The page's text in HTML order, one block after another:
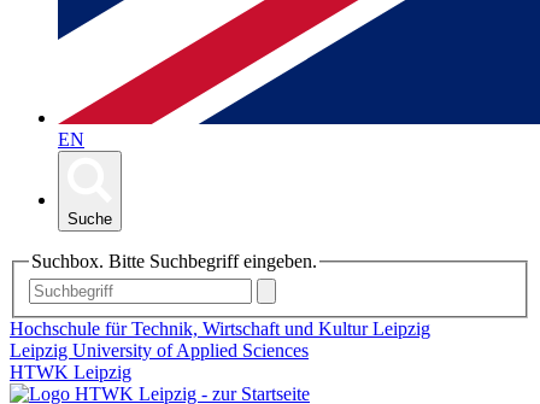
EN
Suche
Suchbox. Bitte Suchbegriff eingeben.
Hochschule für Technik, Wirtschaft und Kultur Leipzig
Leipzig University of Applied Sciences
HTWK Leipzig